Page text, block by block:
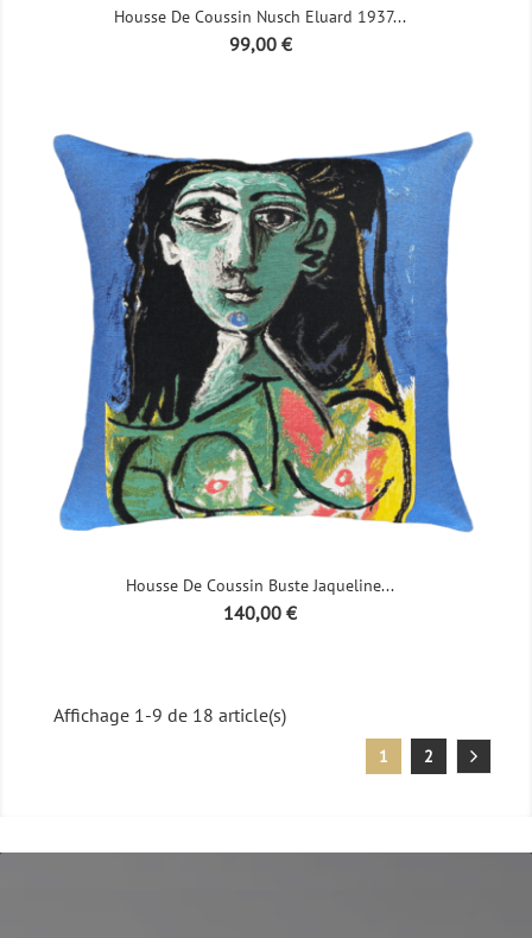
Housse De Coussin Nusch Eluard 1937...
Prix
99,00 €
Housse De Coussin Buste Jaqueline...
Prix
140,00 €
Affichage 1-9 de 18 article(s)
1 2